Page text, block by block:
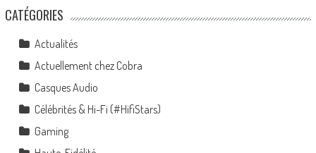
CATÉGORIES
Actualités
Actuellement chez Cobra
Casques Audio
Célébrités & Hi-Fi (#HifiStars)
Gaming